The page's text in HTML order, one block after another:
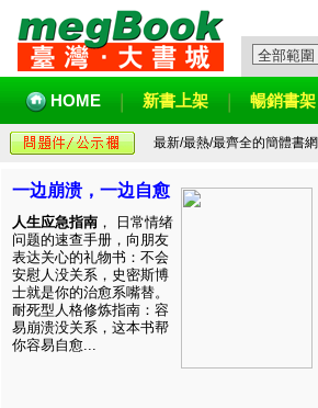
HOME 新書上架 暢銷書架
最新/最熱/最齊全的簡體書網
一边崩溃，一边自愈
人生应急指南 ， 日常情绪
问题的速查手册，向朋友
表达关心的礼物书：不会
安慰人没关系，史密斯博
士就是你的治愈系嘴替。
耐死型人格修炼指南：容
易崩溃没关系，这本书帮
你容易自愈...